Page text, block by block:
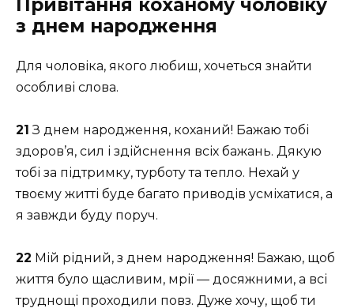
Привітання коханому чоловіку
з днем народження
Для чоловіка, якого любиш, хочеться знайти
особливі слова.
21 З днем народження, коханий! Бажаю тобі
здоров’я, сил і здійснення всіх бажань. Дякую
тобі за підтримку, турботу та тепло. Нехай у
твоєму житті буде багато приводів усміхатися, а
я завжди буду поруч.
22 Мій рідний, з днем народження! Бажаю, щоб
життя було щасливим, мрії — досяжними, а всі
труднощі проходили повз. Дуже хочу, щоб ти